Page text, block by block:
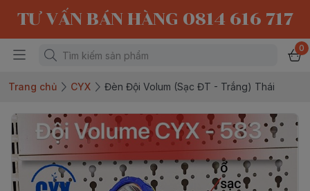
TƯ VẤN BÁN HÀNG 0814 616 717
0
Trang chủ CYX Đèn Đội Volum (Sạc ĐT - Trắng) Thái